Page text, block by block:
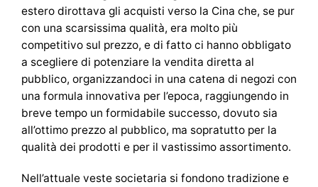
estero dirottava gli acquisti verso la Cina che, se pur
con una scarsissima qualità, era molto più
competitivo sul prezzo, e di fatto ci hanno obbligato
a scegliere di potenziare la vendita diretta al
pubblico, organizzandoci in una catena di negozi con
una formula innovativa per l’epoca, raggiungendo in
breve tempo un formidabile successo, dovuto sia
all’ottimo prezzo al pubblico, ma sopratutto per la
qualità dei prodotti e per il vastissimo assortimento.
Nell’attuale veste societaria si fondono tradizione e